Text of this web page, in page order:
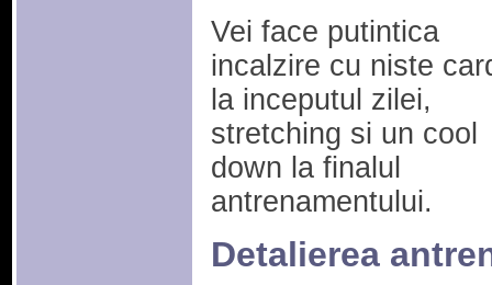
Vei face putintica
incalzire cu niste
la inceputul zilei,
stretching si un cool
down la finalul
antrenamentului.
Detalierea